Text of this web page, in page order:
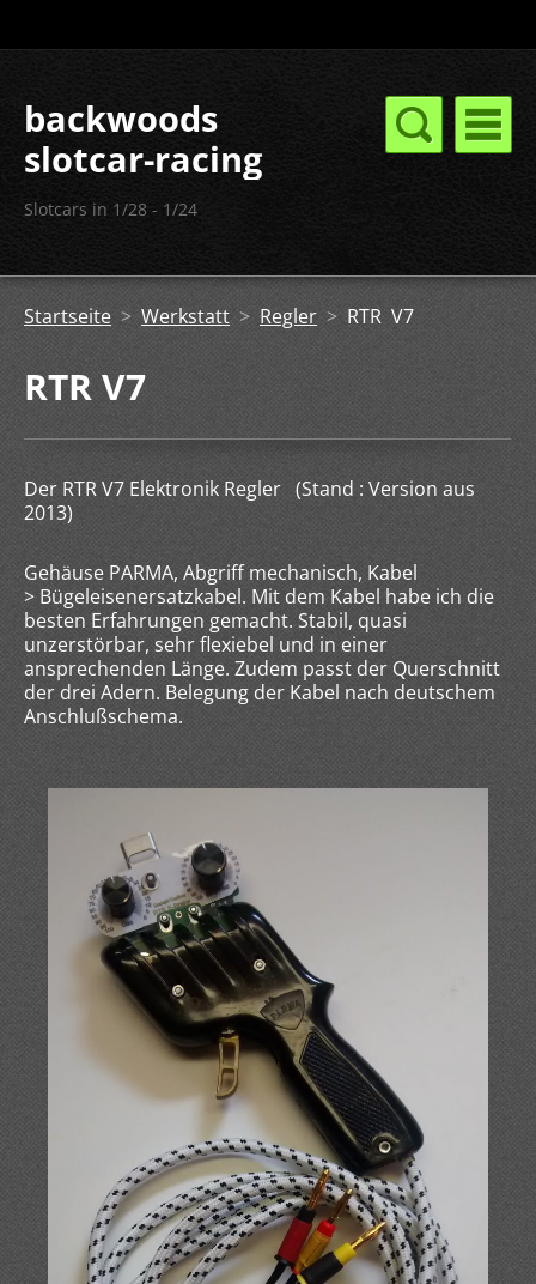
backwoods
slotcar-racing
Slotcars in 1/28 - 1/24
Startseite > Werkstatt > Regler > RTR V7
RTR V7
Der RTR V7 Elektronik Regler (Stand : Version aus
2013)
Gehäuse PARMA, Abgriff mechanisch, Kabel
> Bügeleisenersatzkabel. Mit dem Kabel habe ich die
besten Erfahrungen gemacht. Stabil, quasi
unzerstörbar, sehr flexiebel und in einer
ansprechenden Länge. Zudem passt der Querschnitt
der drei Adern. Belegung der Kabel nach deutschem
Anschlußschema.